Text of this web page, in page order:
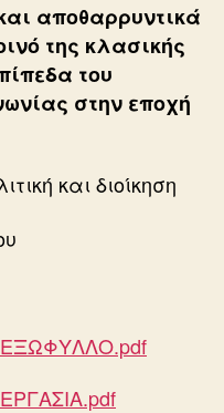
αποθαρρυντικά
της κλασικής
του
στην εποχή
και διοίκηση
ΕΞΩΦΥΛΛΟ.pdf